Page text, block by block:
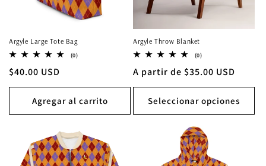
Argyle Large Tote Bag
(0)0
Precio
habitual
$40.00 USD
Agregar al carrito
Argyle Throw Blanket
(0)0
totales
Precio
habitual
A partir de $35.00 USD
Seleccionar opciones